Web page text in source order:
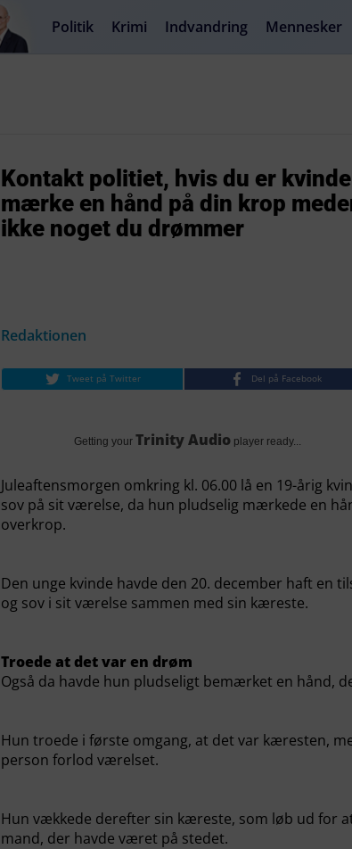
Politik Krimi Indvandring Mennesker
Kontakt politiet, hvis du er
mærke en hånd på din krop
ikke noget du drømmer
Redaktionen
Tweet på Twitter Del på Facebook
Getting your Trinity Audio player ready...
Juleaftensmorgen omkring kl. 06.00 lå en 19-årig
sov på sit værelse, da hun pludselig mærkede en
overkrop.
Den unge kvinde havde den 20. december haft en
og sov i sit værelse sammen med sin kæreste.
Troede at det var en drøm
Også da havde hun pludseligt bemærket en hånd,
Hun troede i første omgang, at det var kæresten,
person forlod værelset.
Hun vækkede derefter sin kæreste, som løb ud for
mand, der havde været på stedet.